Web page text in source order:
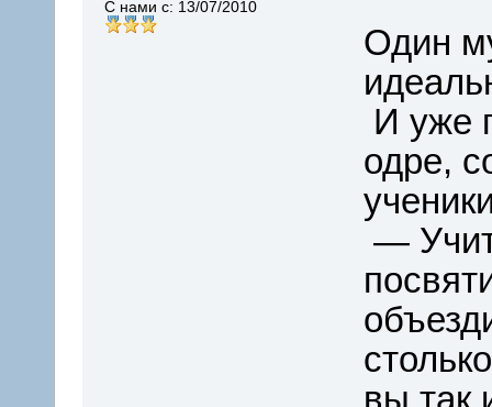
С нами с: 13/07/2010
Один
И уже
одре,
—
вы так